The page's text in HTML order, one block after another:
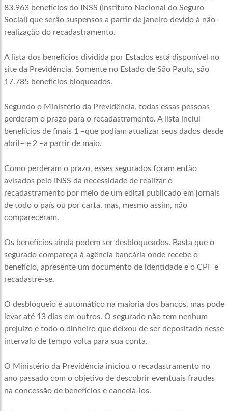
83.963 benefícios do INSS (Instituto Nacional do Seguro
Social) que serão suspensos a partir de janeiro devido à não-
realização do recadastramento.
A lista dos benefícios dividida por Estados está disponível no
site da Previdência. Somente no Estado de São Paulo, são
17.785 benefícios bloqueados.
Segundo o Ministério da Previdência, todas essas pessoas
perderam o prazo para o recadastramento. A lista inclui
benefícios de finais 1 –que podiam atualizar seus dados desde
abril– e 2 –a partir de maio.
Como perderam o prazo, esses segurados foram então
avisados pelo INSS da necessidade de realizar o
recadastramento por meio de um edital publicado em jornais
de todo o país ou por carta, mas, mesmo assim, não
compareceram.
Os benefícios ainda podem ser desbloqueados. Basta que o
segurado compareça à agência bancária onde recebe o
benefício, apresente um documento de identidade e o CPF e
recadastre-se.
O desbloqueio é automático na maioria dos bancos, mas pode
levar até 13 dias em outros. O segurado não tem nenhum
prejuízo e todo o dinheiro que deixou de ser depositado nesse
intervalo de tempo volta para sua conta.
O Ministério da Previdência iniciou o recadastramento no
ano passado com o objetivo de descobrir eventuais fraudes
na concessão de benefícios e cancelá-los.